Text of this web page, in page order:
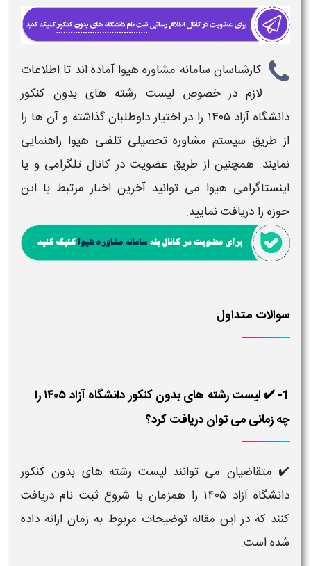
کارشناسان سامانه مشاوره هیوا آماده اند تا اطلاعات
لازم در خصوصلیست رشته های بدون کنکور
دانشگاه آزاد ۱۴۰۵
را در اختیار داوطلبان گذاشته و آن ها را
از طریق سیستم مشاوره تحصیلی تلفنی هیوا راهنمایی
نمایند. همچنین از طریق عضویت در کانال تلگرامی و یا
اینستاگرامی هیوا می توانید آخرین اخبار مرتبط با این
حوزه را دریافت نمایید.
سوالات متداول
1- ✔️ لیست رشته های بدون کنکور دانشگاه آزاد ۱۴۰۵ را
چه زمانی می توان دریافت کرد؟
✔️ متقاضیان می توانند لیست رشته های بدون کنکور
دانشگاه آزاد ۱۴۰۵
را همزمان با شروع ثبت نام دریافت
کنند که در این مقاله توضیحات مربوط به زمان ارائه داده
شده است.